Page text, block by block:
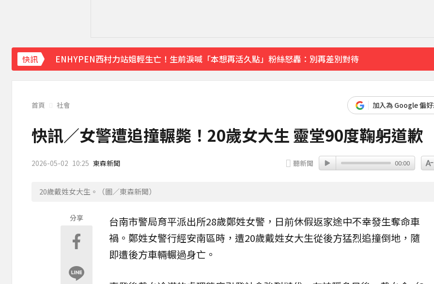
快訊
ENHYPEN西村力站姐輕生亡！生前淚喊「本想再活久點」粉絲怒轟：別再差別對待
下載東森App，隨時掌握天下大小事！
《理財達人秀》X 安聯投信免費講座報名中！搶先卡位 2027
首頁 社會 加入為 Google 偏
快訊／女警遭追撞輾斃！20歲女大生 靈堂90度鞠躬道歉
2026-05-02 10:25 東森新聞 聽新聞 00:00
20歲戴姓女大生。（圖／東森新聞）
分享
台南市警局育平派出所28歲鄭姓女警，日前休假返家途中不幸發生奪命車
禍。鄭姓女警行經安南區時，遭20歲戴姓女大生從後方猛烈追撞倒地，隨
即遭後方車輛輾過身亡。